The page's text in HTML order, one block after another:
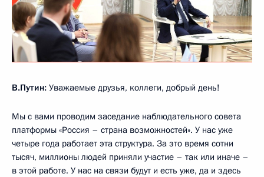
В.Путин: Уважаемые друзья, коллеги, добрый день!
Мы с вами проводим заседание наблюдательного совета
платформы «Россия – страна возможностей». У нас уже
четыре года работает эта структура. За это время сотни
тысяч, миллионы людей приняли участие – так или иначе –
в этой работе. У нас на связи будут и есть уже, да и здесь